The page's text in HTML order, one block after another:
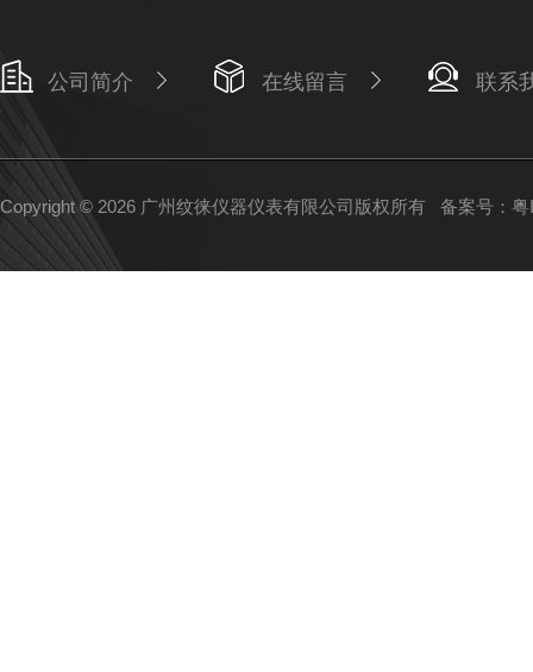
公司简介 在线留言 联系
Copyright © 2026 广州纹徕仪器仪表有限公司版权所有 备案号：